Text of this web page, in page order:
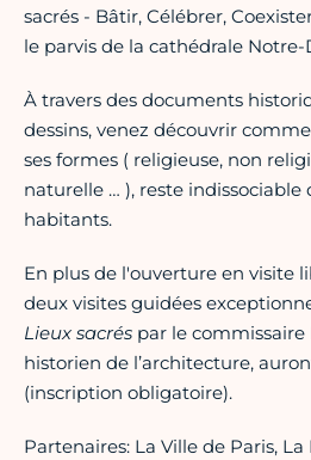
sacrés - Bâtir, Célébrer,
le parvis de la cathédrale Notre-
À travers des documents
dessins, venez découvrir
ses formes ( religieuse, non
naturelle … ), reste indissociable
habitants.
En plus de l'ouverture en visite
deux visites guidées
Lieux sacrés par le
historien de l’architecture,
(inscription obligatoire).
Partenaires: La Ville de Paris,